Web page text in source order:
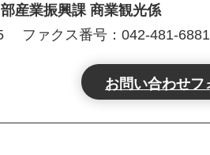
産業振興課 商業観光係
ファクス番号：042-481-6881